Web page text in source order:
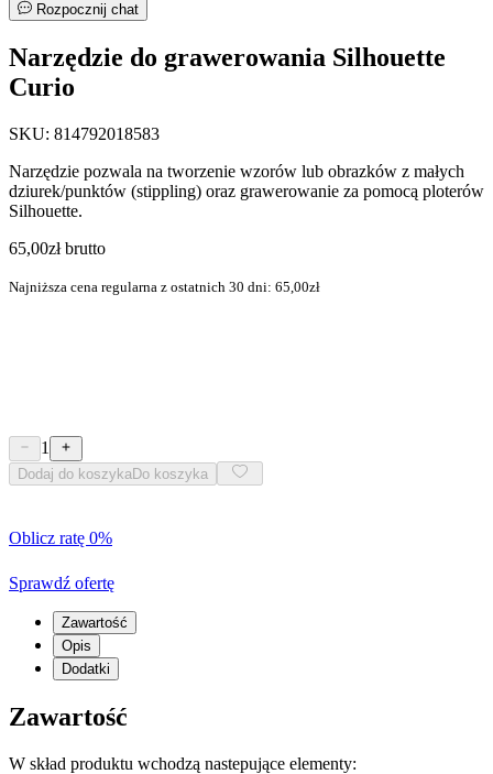
Rozpocznij chat
Narzędzie do grawerowania Silhouette
Curio
SKU: 814792018583
Narzędzie pozwala na tworzenie wzorów lub obrazków z małych
dziurek/punktów (stippling) oraz grawerowanie za pomocą ploterów
Silhouette.
65,00zł brutto
Najniższa cena regularna z ostatnich 30 dni: 65,00zł
Narzędzie do grawerowania Silhouette Curio
65,00zł
Dodaj do koszykaDo koszyka
1
Dodaj do koszyka Do koszyka
Oblicz ratę 0%
Sprawdź ofertę
Zawartość
Opis
Dodatki
Zawartość
W skład produktu wchodzą nastepujące elementy: